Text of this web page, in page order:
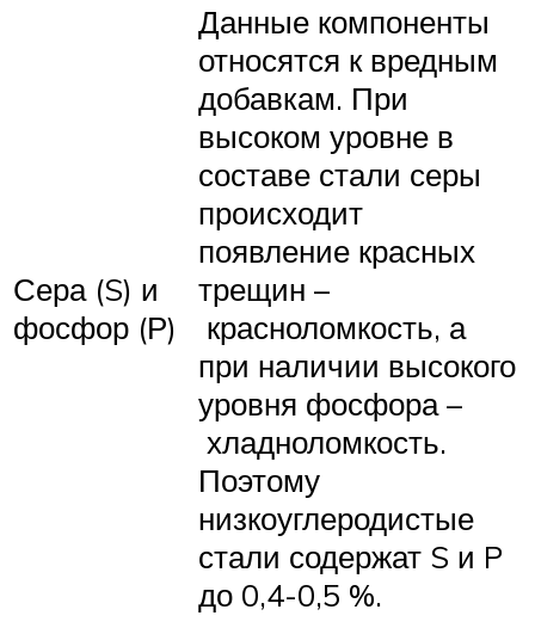
Сера (S) и
фосфор (Р)
Данные компоненты
относятся к вредным
добавкам. При
высоком уровне в
составе стали серы
происходит
появление красных
трещин –
красноломкость, а
при наличии высокого
уровня фосфора –
хладноломкость.
Поэтому
низкоуглеродистые
стали содержат S и P
до 0,4-0,5 %.